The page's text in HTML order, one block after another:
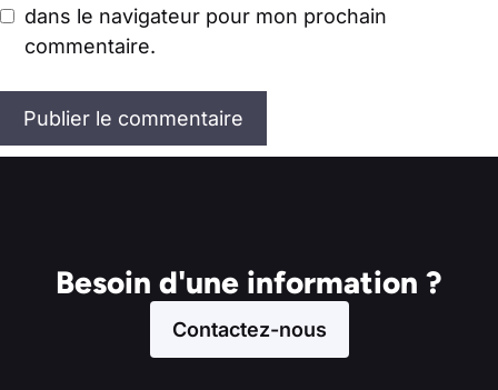
dans le navigateur pour mon prochain
commentaire.
Besoin d'une information ?
Contactez-nous